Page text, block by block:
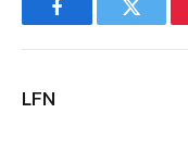
FacebookTwitter
LFN